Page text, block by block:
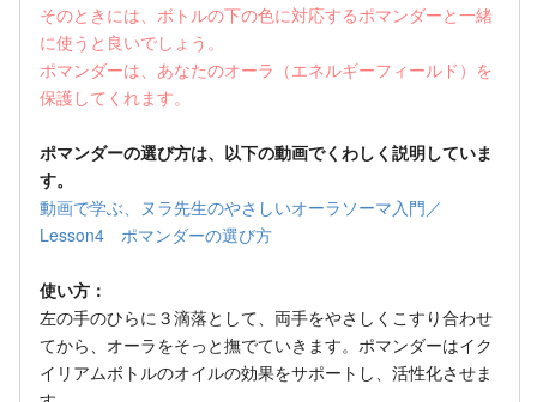
そのときには、ボトルの下の色に対応するポマンダーと一緒
に使うと良いでしょう。
ポマンダーは、あなたのオーラ（エネルギーフィールド）を
保護してくれます。
ポマンダーの選び方は、以下の動画でくわしく説明していま
す。
動画で学ぶ、ヌラ先生のやさしいオーラソーマ入門／
Lesson4 ポマンダーの選び方
使い方：
左の手のひらに３滴落として、両手をやさしくこすり合わせ
てから、オーラをそっと撫でていきます。ポマンダーはイク
イリアムボトルのオイルの効果をサポートし、活性化させま